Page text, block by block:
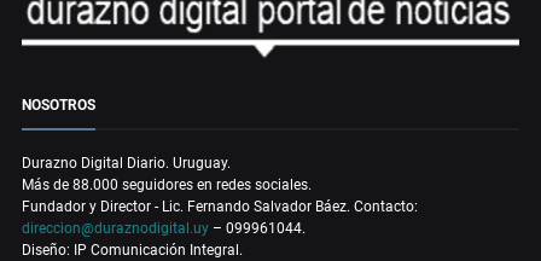
NOSOTROS
Durazno Digital Diario. Uruguay.
Más de 88.000 seguidores en redes sociales.
Fundador y Director - Lic. Fernando Salvador Báez. Contacto:
direccion@duraznodigital.uy – 099961044.
Diseño: IP Comunicación Integral.